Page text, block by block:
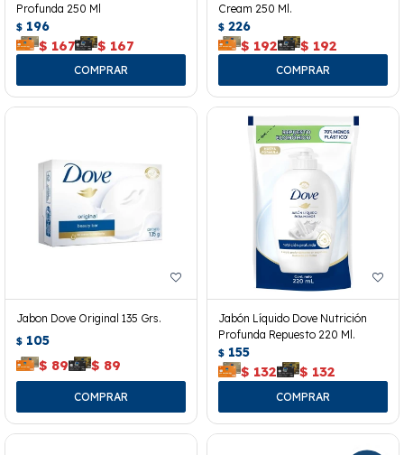
Profunda 250 Ml
$ 196
$ 167 $ 167
Cream 250 Ml.
$ 226
$ 192 $ 192
Jabon Dove Original 135 Grs.
$ 105
$ 89 $ 89
Jabón Líquido Dove Nutrición
Profunda Repuesto 220 Ml.
$ 155
$ 132 $ 132